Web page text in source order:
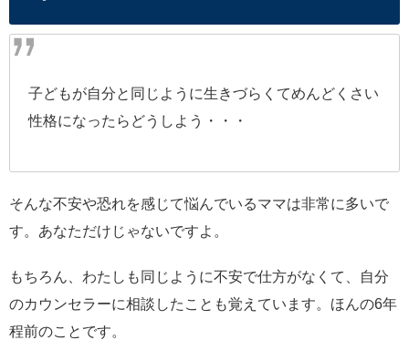
子どもが自分と同じように生きづらくてめんどくさい
性格になったらどうしよう・・・
そんな不安や恐れを感じて悩んでいるママは非常に多いで
す。あなただけじゃないですよ。
もちろん、わたしも同じように不安で仕方がなくて、自分
のカウンセラーに相談したことも覚えています。ほんの6年
程前のことです。